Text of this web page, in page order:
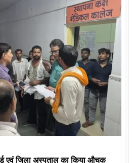
एवं जिला अस्पताल का किया औचक